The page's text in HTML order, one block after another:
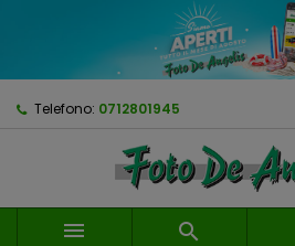
Telefono: 0712801945
 